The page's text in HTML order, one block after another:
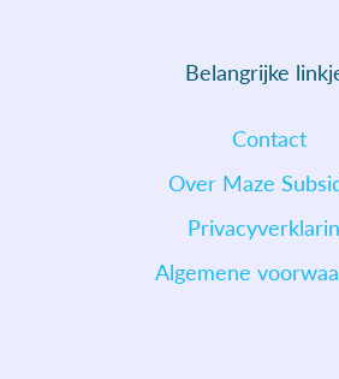
Belangrijke
Contact
Over Maze
Algemene